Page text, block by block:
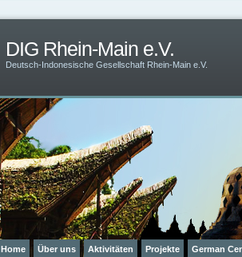
DIG Rhein-Main e.V.
Deutsch-Indonesische Gesellschaft Rhein-Main e.V.
Home Über uns Aktivitäten Projekte German